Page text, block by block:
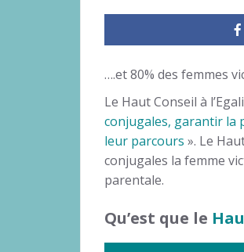
….et 80% des femmes
Le Haut Conseil à
conjugales, garantir la
leur parcours ». Le
conjugales la femme
parentale.
Qu’est que le